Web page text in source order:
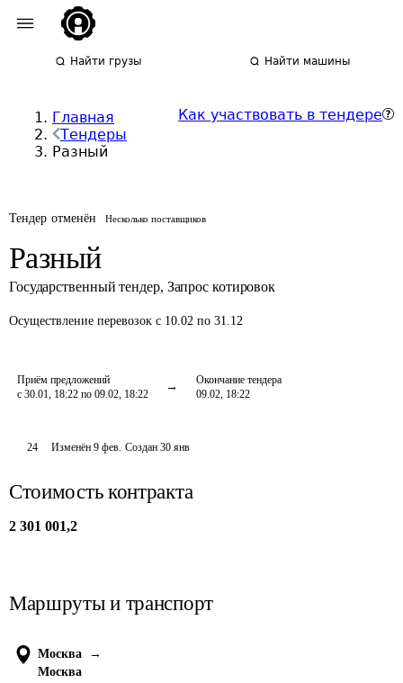
Найти грузы Найти машины
Главная
Тендеры
Разный
Как участвовать в тендере
Тендер отменён Несколько поставщиков
Разный
Государственный тендер, Запрос котировок
Осуществление перевозок с 10.02 по 31.12
Приём предложений
с 30.01, 18:22 по 09.02, 18:22
Окончание тендера
09.02, 18:22
24 Изменён9 фев. Создан 30 янв
Стоимость контракта
2 301 001,2
Маршруты и транспорт
Москва
→
Москва